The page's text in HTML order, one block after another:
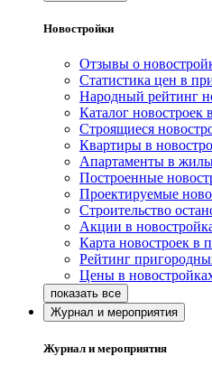
Новостройки
Отзывы о
Статистика цен в
Народный рейтинг
Каталог новостроек
Строящиеся
Квартиры в
Апартаменты в
Построенные
Проектируемые
Строительство
Акции в
Карта новостроек в
Рейтинг
Цены в
Журнал и мероприятия
Журнал и мероприятия